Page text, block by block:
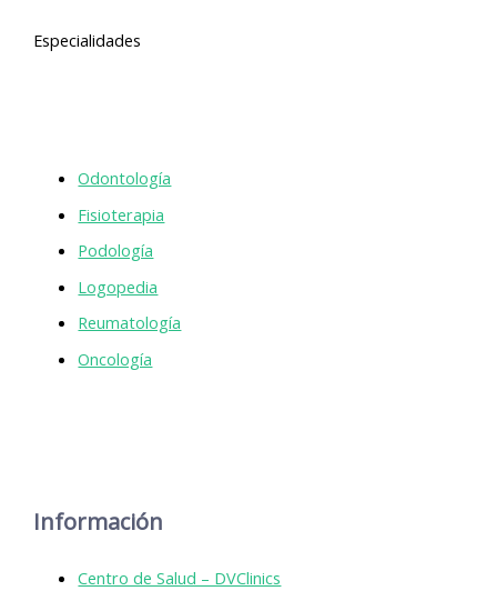
Especialidades
Odontología
Fisioterapia
Podología
Logopedia
Reumatología
Oncología
Información
Centro de Salud – DVClinics